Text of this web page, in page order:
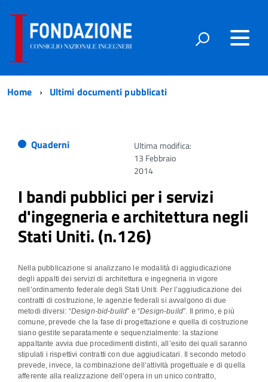
Home Ultimi documenti pubblicati
Quaderni
Ultima modifica:
13 Febbraio
2014
I bandi pubblici per i servizi
d'ingegneria e architettura negli
Stati Uniti. (n.126)
Nella pubblicazione si analizzano le modalità di aggiudicazione
degli appalti dei servizi di architettura e ingegneria in vigore
nell’ordinamento federale degli Stati Uniti. Per l’aggiudicazione dei
contratti di costruzione, le agenzie federali si avvalgono di due
metodi diversi: “Design-bid-build” e “Design-build”. Il primo, e più
comune, prevede che la fase di progettazione e quella di costruzione
siano gestite separatamente e sequenzialmente: la stazione
appaltante avvia due procedimenti distinti, all’esito dei quali saranno
stipulati i rispettivi contratti con due aggiudicatari. Il secondo metodo
prevede, invece, la combinazione dell’attività progettuale e di quella
afferente alla realizzazione dell’opera in un unico contratto,